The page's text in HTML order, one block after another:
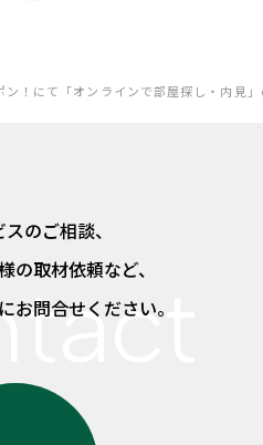
ン！にて「オンラインで部屋探し・内見
のご相談、
の取材依頼など、
お問合せください。